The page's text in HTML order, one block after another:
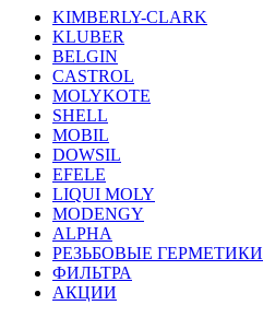
KIMBERLY-CLARK
KLUBER
BELGIN
CASTROL
MOLYKOTE
SHELL
MOBIL
DOWSIL
EFELE
LIQUI MOLY
MODENGY
ALPHA
РЕЗЬБОВЫЕ ГЕРМЕТИКИ
ФИЛЬТРА
АКЦИИ